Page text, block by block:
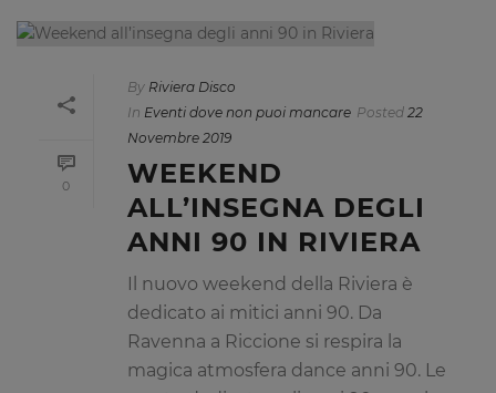
0
By Riviera Disco
In Eventi dove non puoi mancare Posted 22
Novembre 2019
WEEKEND
ALL’INSEGNA DEGLI
ANNI 90 IN RIVIERA
Il nuovo weekend della Riviera è
dedicato ai mitici anni 90. Da
Ravenna a Riccione si respira la
magica atmosfera dance anni 90. Le